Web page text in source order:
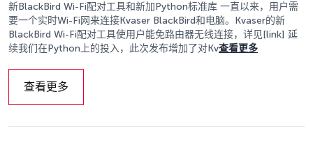
新BlackBird Wi-Fi配对工具和新加Python标准库 一直以来，用户需
要一个实时Wi-Fi网来连接Kvaser BlackBird和电脑。Kvaser的新
BlackBird Wi-Fi配对工具使用户能免路由器无线连接，详见[link] 延
续我们在Python上的投入，此次发布增加了对Kv查看更多
查看更多